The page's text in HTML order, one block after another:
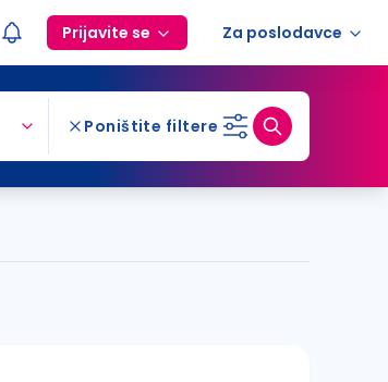
Prijavite se Za poslodavce
Poništite filtere